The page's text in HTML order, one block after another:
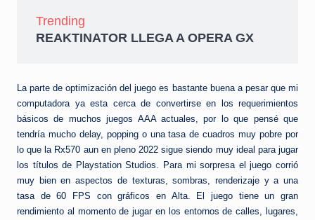
Trending
REAKTINATOR LLEGA A OPERA GX
La parte de optimización del juego es bastante buena a pesar que mi
computadora ya esta cerca de convertirse en los requerimientos
básicos de muchos juegos AAA actuales, por lo que pensé que
tendría mucho delay, popping o una tasa de cuadros muy pobre por
lo que la Rx570 aun en pleno 2022 sigue siendo muy ideal para jugar
los títulos de Playstation Studios. Para mi sorpresa el juego corrió
muy bien en aspectos de texturas, sombras, renderizaje y a una
tasa de 60 FPS con gráficos en Alta. El juego tiene un gran
rendimiento al momento de jugar en los entornos de calles, lugares,